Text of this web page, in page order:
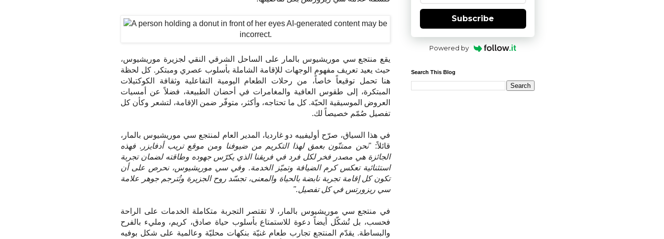
يقع منتجع سي موريشيوس بالمار على الساحل الشرقي النقي لجزيرة موريشيوس،
حيث يعيد تعريف مفهوم الوجهات للإقامة الشاملة بأسلوب عصري ومبتكر. كل لحظة
هنا تحمل توقيعاً خاصاً، من رحلات الطعام اليومية التفاعلية وثقافة الكوكتيلات
المبتكرة، إلى طقوس العافية والمغامرات في أحضان الطبيعة، فضلاً عن أمسيات
العروض الموسيقية الحيّة. كل ما تحتاجه، وأكثر، متوفّر ضمن الإقامة، لتشعر وكأن كل
تفصيل صُمّم خصيصاً لك.
في هذا السياق، صرّح أوليفييه دو غارديا، المدير العام لمنتجع سي موريشيوس بالمار،
قائلاً: "نحن ممتنّون بعمق لهذا التكريم من ضيوفنا ومن موقع تريب أدفايزر . فهذه
الجائزة هي مصدر فخر لكل فرد في فريقنا الذي يكرّس جهوده وطاقته لضمان تجربة
استثنائية تعكس كرم الضيافة وتميّز الخدمة. وفي سي موريشيوس، نحرص على أن
تكون كل إقامة تجربة نابضة بالحياة والمعنى، تجسّد روح الجزيرة وتُترجم جوهر علامة
سي ريزورتس في كل تفصيل."
في منتجع سي موريشيوس بالمار، لا تقتصر التجربة متكاملة الخدمات على الراحة
فحسب، بل تُشكّل أيضاً دعوة للاستمتاع بأسلوب حياة صادق، كريم، ومليء بالفرح
والبساطة. يقدّم المنتجع تجارب طعام غنيّة بنكهات محليّة وعالمية على شكل بوفيه
Subscribe
Powered by
Search This Blog